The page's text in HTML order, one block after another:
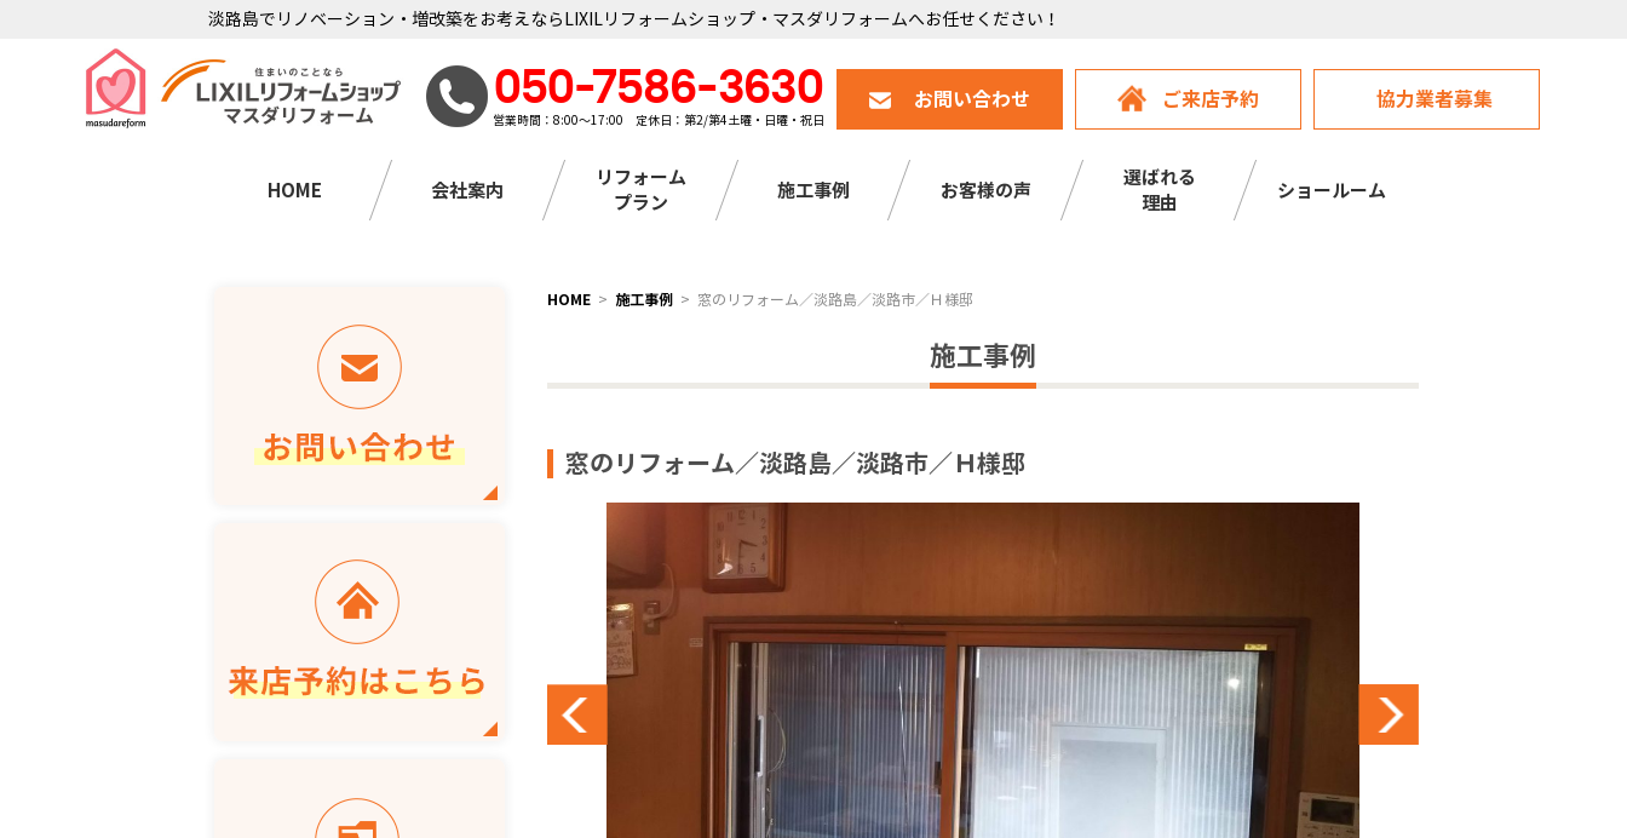
淡路島でリノベーション・増改築をお考えならLIXILリフォームショップ・マスダリフォームへお任せください！
050-7586-3630
営業時間：8:00～17:00 定休日：第2/第4土曜・日曜・祝日
お問い合わせ ご来店予約 協力業者募集
HOME 会社案内
リフォーム
プラン
施工事例 お客様の声
選ばれる
理由
ショールーム
HOME 施工事例 窓のリフォーム／淡路島／淡路市／Ｈ様邸
施工事例
窓のリフォーム／淡路島／淡路市／Ｈ様邸